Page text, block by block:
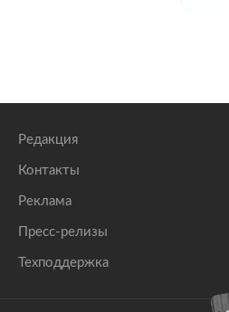
Редакция
Контакты
Реклама
Пресс-релизы
Техподдержка